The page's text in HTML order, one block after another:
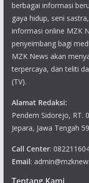
berbagai informasi
gaya hidup, seni
informasi online MZK
penyeimbang bagi
MZK News akan
terpercaya, dan teliti
(TV).
Alamat Redaksi:
Pendem Sidorejo, RT.
Jepara, Jawa Tengah
Call Center:
Email: